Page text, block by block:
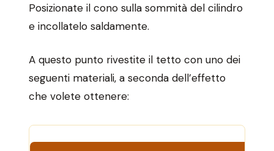
Posizionate il cono sulla sommità del cilindro
e incollatelo saldamente.
A questo punto rivestite il tetto con uno dei
seguenti materiali, a seconda dell’effetto
che volete ottenere: